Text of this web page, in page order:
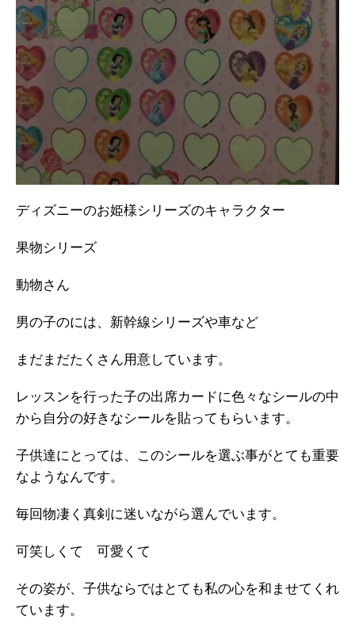
ディズニーのお姫様シリーズのキャラクター
果物シリーズ
動物さん
男の子のには、新幹線シリーズや車など
まだまだたくさん用意しています。
レッスンを行った子の出席カードに色々なシールの中
から自分の好きなシールを貼ってもらいます。
子供達にとっては、このシールを選ぶ事がとても重要
なようなんです。
毎回物凄く真剣に迷いながら選んでいます。
可笑しくて 可愛くて
その姿が、子供ならではとても私の心を和ませてくれ
ています。